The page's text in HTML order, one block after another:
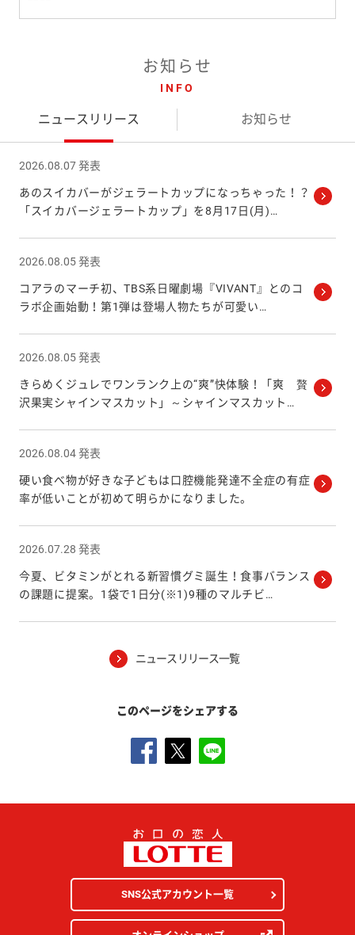
お知らせ
INFO
ニュースリリース お知らせ
2026.08.07 発表
あのスイカバーがジェラートカップになっちゃった！？
「スイカバージェラートカップ」を8月17日(月)…
2026.08.05 発表
コアラのマーチ初、TBS系日曜劇場『VIVANT』とのコ
ラボ企画始動！第1弾は登場人物たちが可愛い…
2026.08.05 発表
きらめくジュレでワンランク上の“爽”快体験！「爽 贅
沢果実シャインマスカット」～シャインマスカット …
2026.08.04 発表
硬い食べ物が好きな子どもは口腔機能発達不全症の有症
率が低いことが初めて明らかになりました。
2026.07.28 発表
今夏、ビタミンがとれる新習慣グミ誕生！食事バランス
の課題に提案。1袋で1日分(※1)9種のマルチビ…
ニュースリリース一覧
このページをシェアする
SNS公式アカウント一覧